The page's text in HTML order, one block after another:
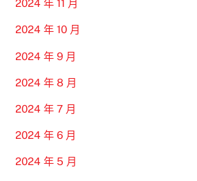
2024 年 11 月
2024 年 10 月
2024 年 9 月
2024 年 8 月
2024 年 7 月
2024 年 6 月
2024 年 5 月